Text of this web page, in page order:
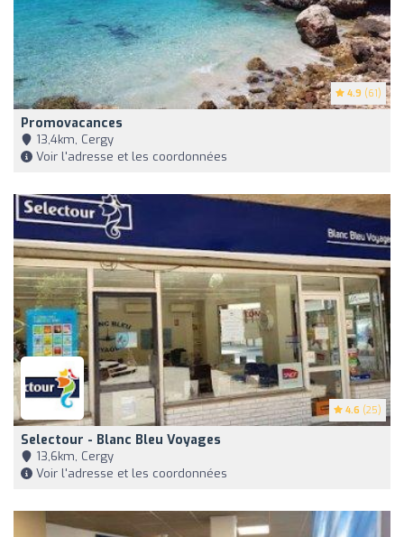
4.9 (61)
Promovacances
13,4km, Cergy
Voir l'adresse et les coordonnées
4.6 (25)
Selectour - Blanc Bleu Voyages
13,6km, Cergy
Voir l'adresse et les coordonnées